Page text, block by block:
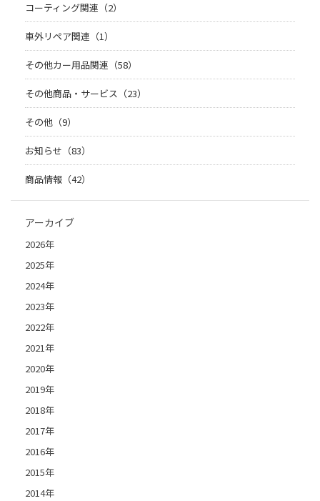
コーティング関連（2）
車外リペア関連（1）
その他カー用品関連（58）
その他商品・サービス（23）
その他（9）
お知らせ（83）
商品情報（42）
アーカイブ
2026年
2025年
2024年
2023年
2022年
2021年
2020年
2019年
2018年
2017年
2016年
2015年
2014年